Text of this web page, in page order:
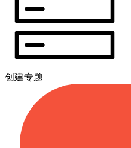
创建专题